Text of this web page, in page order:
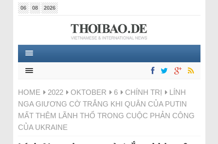
06 08 2026
HOME 2022 OKTOBER 6 CHÍNH TRỊ
LÍNH
NGA GIƯƠNG CỜ TRẮNG KHI QUÂN CỦA PUTIN
MẤT THÊM LÃNH THỔ TRONG CUỘC PHẢN CÔNG
CỦA UKRAINE